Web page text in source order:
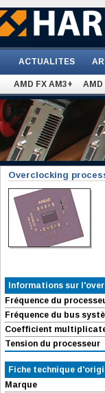
ACTUALITES
AMD FX AM3+ AMD
Overclocking
Informations sur
Fréquence du
Fréquence du bus
Coefficient
Tension du processeur
Fiche technique
Marque